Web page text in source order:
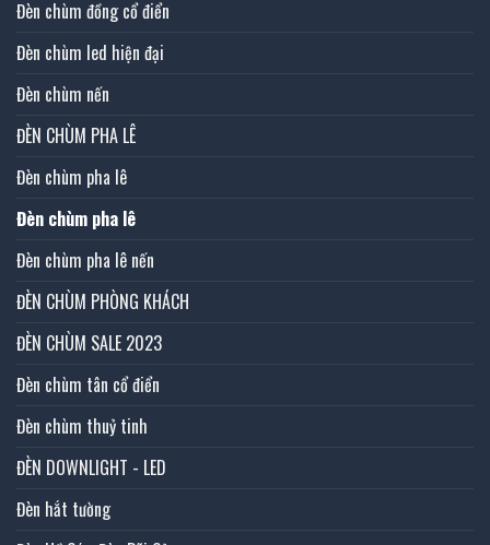
Đèn chùm đồng cổ điển
Đèn chùm led hiện đại
Đèn chùm nến
ĐÈN CHÙM PHA LÊ
Đèn chùm pha lê
Đèn chùm pha lê
Đèn chùm pha lê nến
ĐÈN CHÙM PHÒNG KHÁCH
ĐÈN CHÙM SALE 2023
Đèn chùm tân cổ điển
Đèn chùm thuỷ tinh
ĐÈN DOWNLIGHT - LED
Đèn hắt tường